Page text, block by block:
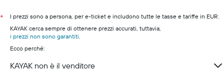
*
I prezzi sono a persona, per e-ticket e includono tutte le tasse e tariffe in EUR.
KAYAK cerca sempre di ottenere prezzi accurati, tuttavia,
i prezzi non sono garantiti.
Ecco perché:
KAYAK non è il venditore